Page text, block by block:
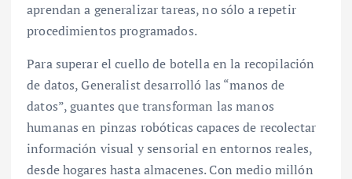
aprendan a generalizar tareas, no sólo a repetir
procedimientos programados.
Para superar el cuello de botella en la recopilación
de datos, Generalist desarrolló las “manos de
datos”, guantes que transforman las manos
humanas en pinzas robóticas capaces de recolectar
información visual y sensorial en entornos reales,
desde hogares hasta almacenes. Con medio millón